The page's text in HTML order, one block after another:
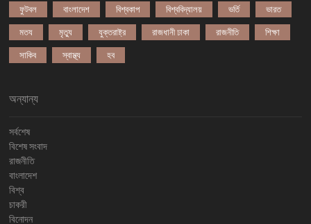
ফুটবল বাংলাদেশ বিশ্বকাপ বিশ্ববিদ্যালয় ভর্তি ভারত
মতয মৃত্যু যুক্তরাষ্ট্র রাজধানী ঢাকা রাজনীতি শিক্ষা
সাকিব স্বাস্থ্য হব
অন্যান্য
সর্বশেষ
বিশেষ সংবাদ
রাজনীতি
বাংলাদেশ
বিশ্ব
চাকরী
বিনোদন